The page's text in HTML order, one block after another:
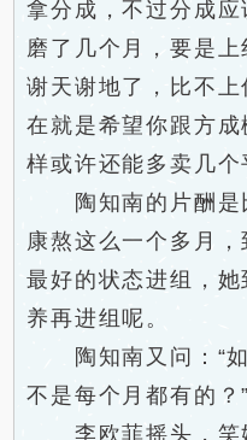
拿分成，不过分成
磨了几个月，要是
谢天谢地了，比不
在就是希望你跟方
样或许还能多卖几个
陶知南的片酬是
康熬这么一个多月
最好的状态进组，
养再进组呢。
陶知南又问：“如
不是每个月都有的？”
李欧菲摇头，笑